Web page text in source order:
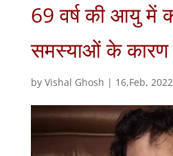
69 वर्ष की आयु में
समस्याओं के कारण
by Vishal Ghosh | 16,Feb, 2022